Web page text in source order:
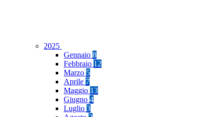
2025
Gennaio 8
Febbraio 12
Marzo 5
Aprile 7
Maggio 13
Giugno 4
Luglio 3